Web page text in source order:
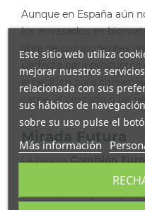
Aunque en España aún
los envasados en
libre de componentes
perfecta para productos
específico para
carne, el pescado o las
La propiaComisión
todos los envases de
Con ello, se espera que
Este sitio web utiliza
mejorar nuestros
relacionada con sus
sus hábitos de
sobre su uso pulse el
Más información